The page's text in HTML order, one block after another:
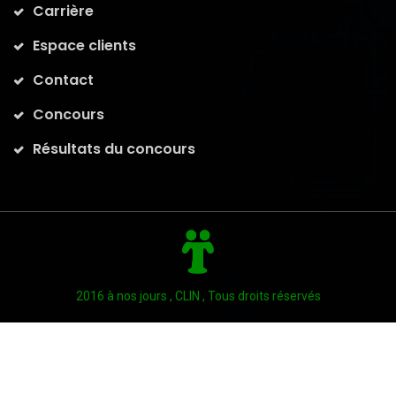
Carrière
Espace clients
Contact
Concours
Résultats du concours
2016 à nos jours , CLIN , Tous droits réservés